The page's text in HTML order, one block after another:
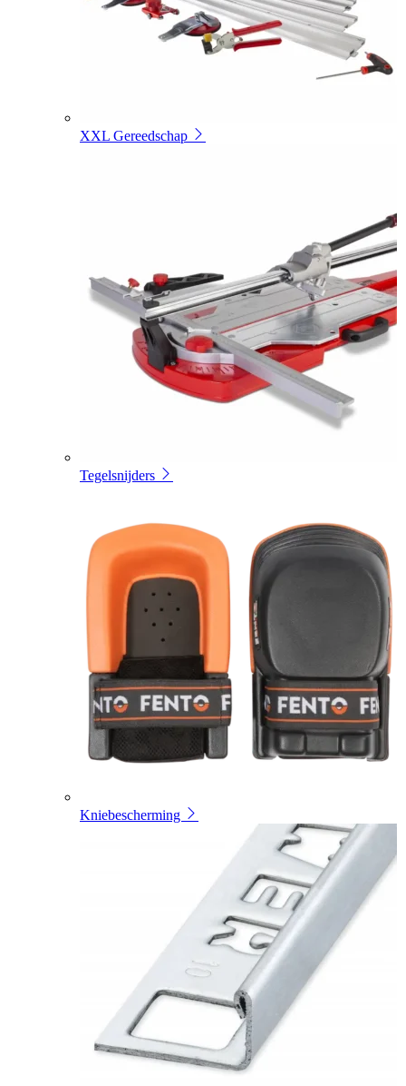
XXL Gereedschap
Tegelsnijders
Kniebescherming